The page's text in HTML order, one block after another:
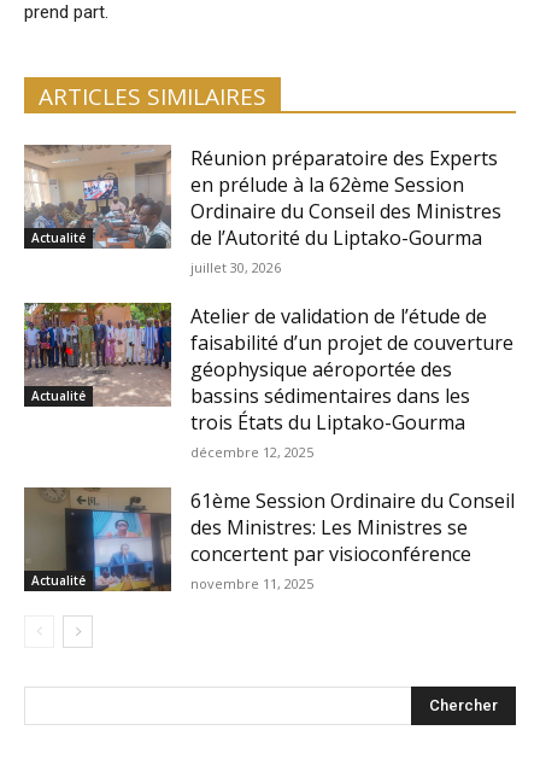
prend part.
ARTICLES SIMILAIRES
Actualité
Réunion préparatoire des Experts
en prélude à la 62ème Session
Ordinaire du Conseil des Ministres
de l’Autorité du Liptako-Gourma
juillet 30, 2026
Actualité
Atelier de validation de l’étude de
faisabilité d’un projet de couverture
géophysique aéroportée des
bassins sédimentaires dans les
trois États du Liptako-Gourma
décembre 12, 2025
Actualité
61ème Session Ordinaire du Conseil
des Ministres: Les Ministres se
concertent par visioconférence
novembre 11, 2025
Chercher